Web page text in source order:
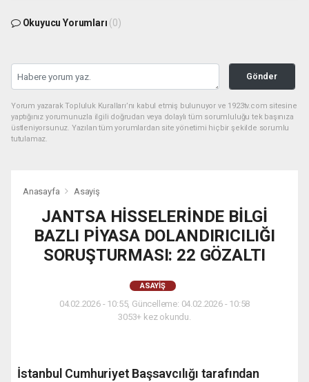
Okuyucu Yorumları (0)
Gönder
Yorum yazarak Topluluk Kuralları’nı kabul etmiş bulunuyor ve 1923tv.com sitesine
yaptığınız yorumunuzla ilgili doğrudan veya dolaylı tüm sorumluluğu tek başınıza
üstleniyorsunuz. Yazılan tüm yorumlardan site yönetimi hiçbir şekilde sorumlu
tutulamaz.
Anasayfa Asayiş
JANTSA HİSSELERİNDE BİLGİ
BAZLI PİYASA DOLANDIRICILIĞI
SORUŞTURMASI: 22 GÖZALTI
ASAYIŞ
04.02.2026 - 10:55, Güncelleme: 04.02.2026 - 10:58
3053+ kez okundu.
İstanbul Cumhuriyet Başsavcılığı tarafından